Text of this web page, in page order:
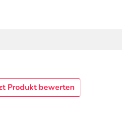
Produkt bewerten